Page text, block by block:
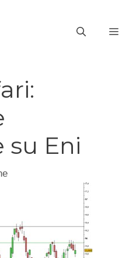
su Eni